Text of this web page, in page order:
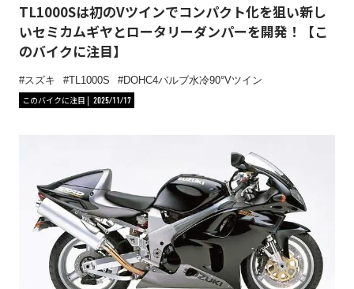
TL1000Sは初のVツインでコンパクト化を狙い新し
いセミカムギヤとロータリーダンパーを開発！【こ
のバイクに注目】
スズキ TL1000S
DOHC4バルブ水冷90°Vツイン
このバイクに注目
2025/11/17